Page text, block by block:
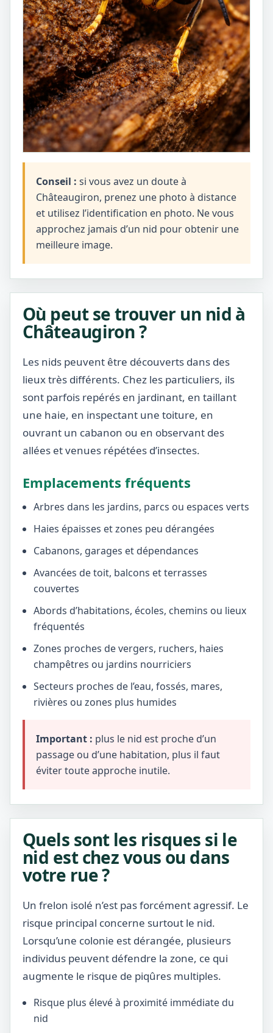
Conseil : si vous avez un doute à
Châteaugiron, prenez une photo à distance
et utilisez l’identification en photo. Ne vous
approchez jamais d’un nid pour obtenir une
meilleure image.
Où peut se trouver un nid à
Châteaugiron ?
Les nids peuvent être découverts dans des
lieux très différents. Chez les particuliers, ils
sont parfois repérés en jardinant, en taillant
une haie, en inspectant une toiture, en
ouvrant un cabanon ou en observant des
allées et venues répétées d’insectes.
Emplacements fréquents
Arbres dans les jardins, parcs ou espaces verts
Haies épaisses et zones peu dérangées
Cabanons, garages et dépendances
Avancées de toit, balcons et terrasses
couvertes
Abords d’habitations, écoles, chemins ou lieux
fréquentés
Zones proches de vergers, ruchers, haies
champêtres ou jardins nourriciers
Secteurs proches de l’eau, fossés, mares,
rivières ou zones plus humides
Important : plus le nid est proche d’un
passage ou d’une habitation, plus il faut
éviter toute approche inutile.
Quels sont les risques si le
nid est chez vous ou dans
votre rue ?
Un frelon isolé n’est pas forcément agressif. Le
risque principal concerne surtout le nid.
Lorsqu’une colonie est dérangée, plusieurs
individus peuvent défendre la zone, ce qui
augmente le risque de piqûres multiples.
Risque plus élevé à proximité immédiate du
nid